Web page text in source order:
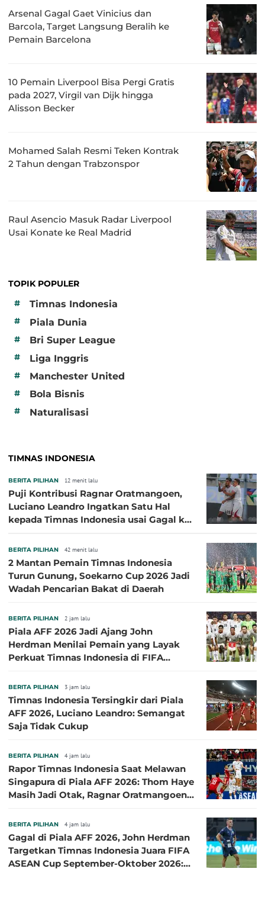
Arsenal Gagal Gaet Vinicius dan
Barcola, Target Langsung Beralih ke
Pemain Barcelona
10 Pemain Liverpool Bisa Pergi Gratis
pada 2027, Virgil van Dijk hingga
Alisson Becker
Mohamed Salah Resmi Teken Kontrak
2 Tahun dengan Trabzonspor
Raul Asencio Masuk Radar Liverpool
Usai Konate ke Real Madrid
TOPIK POPULER
#
Timnas Indonesia
# Piala Dunia
# Bri Super League
# Liga Inggris
# Manchester United
# Bola Bisnis
# Naturalisasi
TIMNAS INDONESIA
BERITA PILIHAN 12 menit lalu
Puji Kontribusi Ragnar Oratmangoen,
Luciano Leandro Ingatkan Satu Hal
kepada Timnas Indonesia usai Gagal ke
BERITA PILIHAN 42 menit lalu
2 Mantan Pemain Timnas Indonesia
Turun Gunung, Soekarno Cup 2026 Jadi
Wadah Pencarian Bakat di Daerah
BERITA PILIHAN 2 jam lalu
Piala AFF 2026 Jadi Ajang John
Herdman Menilai Pemain yang Layak
Perkuat Timnas Indonesia di FIFA
BERITA PILIHAN 3 jam lalu
Timnas Indonesia Tersingkir dari Piala
AFF 2026, Luciano Leandro: Semangat
Saja Tidak Cukup
BERITA PILIHAN 4 jam lalu
Rapor Timnas Indonesia Saat Melawan
Singapura di Piala AFF 2026: Thom Haye
Masih Jadi Otak, Ragnar Oratmangoen
BERITA PILIHAN 4 jam lalu
Gagal di Piala AFF 2026, John Herdman
Targetkan Timnas Indonesia Juara FIFA
ASEAN Cup September-Oktober 2026: